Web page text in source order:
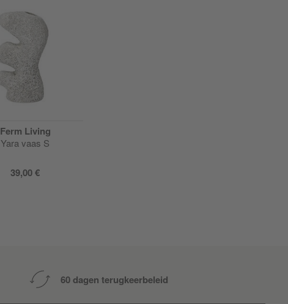
Ferm Living
Yara vaas S
39,00 €
60 dagen terugkeerbeleid